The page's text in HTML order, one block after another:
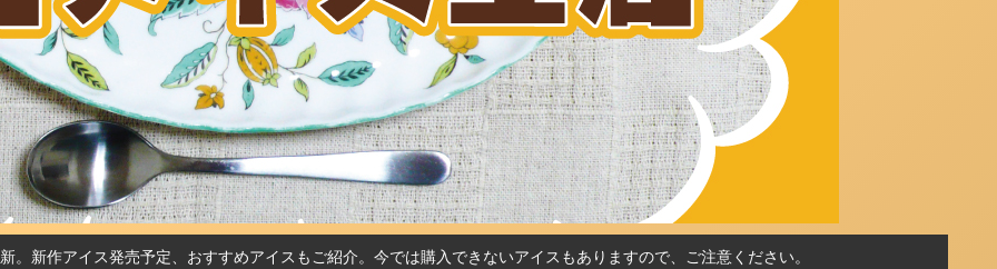
。新作アイス発売予定、おすすめアイスもご紹介。今では購入できないアイスもありますので、ご注意ください。